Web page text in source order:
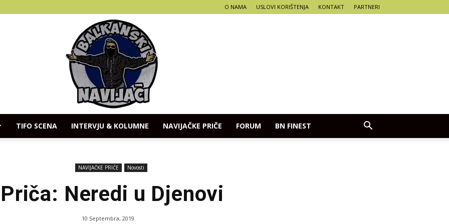
O NAMA USLOVI KORIŠTENJA KONTAKT PARTNERI
TIFO SCENA INTERVJU & KOLUMNE NAVIJAČKE PRIČE FORUM BN FINEST
NAVIJAČKE PRIČE Novosti
Priča: Neredi u Djenovi
10 Septembra, 2019